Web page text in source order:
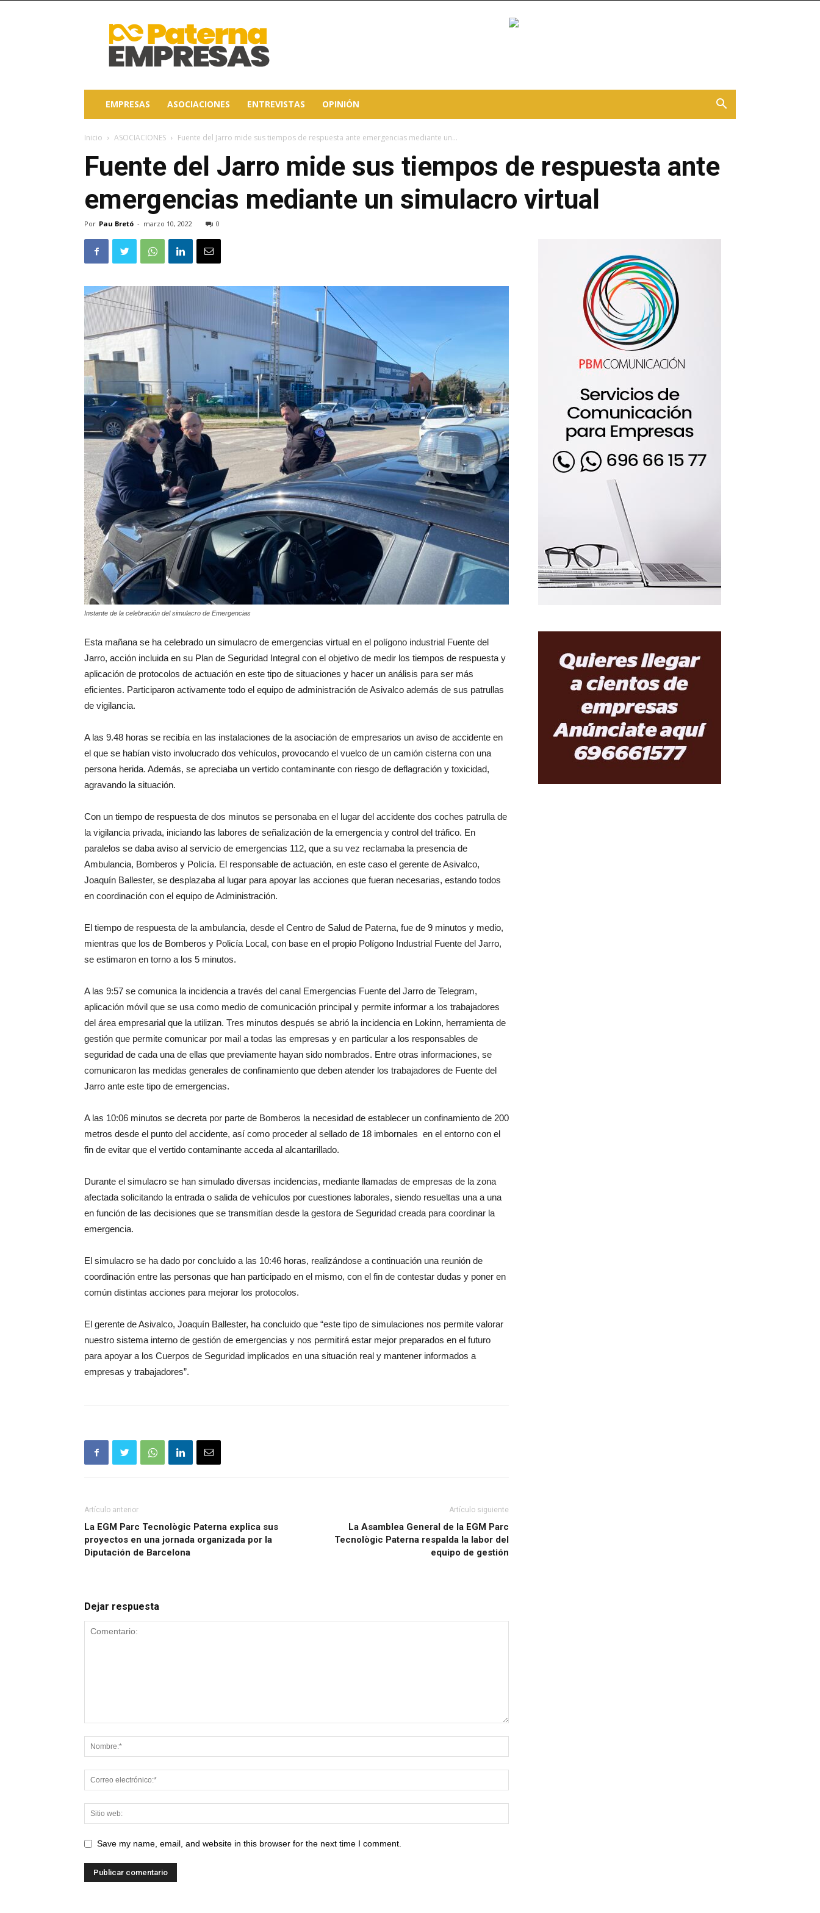
Paterna
Empresas
EMPRESAS ASOCIACIONES ENTREVISTAS OPINIÓN
Inicio ASOCIACIONES Fuente del Jarro mide sus tiempos de respuesta ante emergencias mediante un...
Fuente del Jarro mide sus tiempos de respuesta ante
emergencias mediante un simulacro virtual
Por Pau Bretó - marzo 10, 2022 0
Instante de la celebración del simulacro de Emergencias
Esta mañana se ha celebrado un simulacro de emergencias virtual en el polígono industrial Fuente del
Jarro, acción incluida en su Plan de Seguridad Integral con el objetivo de medir los tiempos de respuesta y
aplicación de protocolos de actuación en este tipo de situaciones y hacer un análisis para ser más
eficientes. Participaron activamente todo el equipo de administración de Asivalco además de sus patrullas
de vigilancia.
A las 9.48 horas se recibía en las instalaciones de la asociación de empresarios un aviso de accidente en
el que se habían visto involucrado dos vehículos, provocando el vuelco de un camión cisterna con una
persona herida. Además, se apreciaba un vertido contaminante con riesgo de deflagración y toxicidad,
agravando la situación.
Con un tiempo de respuesta de dos minutos se personaba en el lugar del accidente dos coches patrulla de
la vigilancia privada, iniciando las labores de señalización de la emergencia y control del tráfico. En
paralelos se daba aviso al servicio de emergencias 112, que a su vez reclamaba la presencia de
Ambulancia, Bomberos y Policía. El responsable de actuación, en este caso el gerente de Asivalco,
Joaquín Ballester, se desplazaba al lugar para apoyar las acciones que fueran necesarias, estando todos
en coordinación con el equipo de Administración.
El tiempo de respuesta de la ambulancia, desde el Centro de Salud de Paterna, fue de 9 minutos y medio,
mientras que los de Bomberos y Policía Local, con base en el propio Polígono Industrial Fuente del Jarro,
se estimaron en torno a los 5 minutos.
A las 9:57 se comunica la incidencia a través del canal Emergencias Fuente del Jarro de Telegram,
aplicación móvil que se usa como medio de comunicación principal y permite informar a los trabajadores
del área empresarial que la utilizan. Tres minutos después se abrió la incidencia en Lokinn, herramienta de
gestión que permite comunicar por mail a todas las empresas y en particular a los responsables de
seguridad de cada una de ellas que previamente hayan sido nombrados. Entre otras informaciones, se
comunicaron las medidas generales de confinamiento que deben atender los trabajadores de Fuente del
Jarro ante este tipo de emergencias.
A las 10:06 minutos se decreta por parte de Bomberos la necesidad de establecer un confinamiento de 200
metros desde el punto del accidente, así como proceder al sellado de 18 imbornales en el entorno con el
fin de evitar que el vertido contaminante acceda al alcantarillado.
Durante el simulacro se han simulado diversas incidencias, mediante llamadas de empresas de la zona
afectada solicitando la entrada o salida de vehículos por cuestiones laborales, siendo resueltas una a una
en función de las decisiones que se transmitían desde la gestora de Seguridad creada para coordinar la
emergencia.
El simulacro se ha dado por concluido a las 10:46 horas, realizándose a continuación una reunión de
coordinación entre las personas que han participado en el mismo, con el fin de contestar dudas y poner en
común distintas acciones para mejorar los protocolos.
El gerente de Asivalco, Joaquín Ballester, ha concluido que “este tipo de simulaciones nos permite valorar
nuestro sistema interno de gestión de emergencias y nos permitirá estar mejor preparados en el futuro
para apoyar a los Cuerpos de Seguridad implicados en una situación real y mantener informados a
empresas y trabajadores”.
Artículo anterior
La EGM Parc Tecnològic Paterna explica sus
proyectos en una jornada organizada por la
Diputación de Barcelona
Artículo siguiente
La Asamblea General de la EGM Parc
Tecnològic Paterna respalda la labor del
equipo de gestión
Dejar respuesta
Save my name, email, and website in this browser for the next time I comment.